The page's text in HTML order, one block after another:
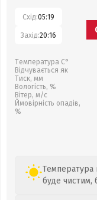
Схід:05:19
Захід:20:16
Температура С°
Відчувається як
Тиск, мм
Вологість, %
Вітер, м/с
Ймовірність опадів,
%
Температура
буде чистим,